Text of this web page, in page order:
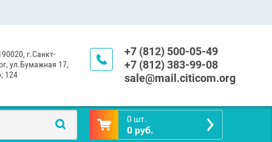
+7 (812) 500-05-49
+7 (812) 383-99-08
sale@mail.citicom.org
г.Санкт-
ул.Бумажная 17,
124
0 шт.
0 руб.